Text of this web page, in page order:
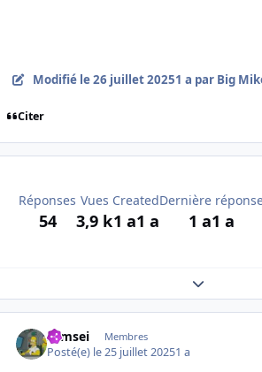
Modifié le 26 juillet 20251 a par Big
Citer
Réponses
54
Vues
3,9 k
Created
1 a1 a
Dernière
1 a1 a
Expand
symsei Membres
Posté(e) le 25 juillet 20251 a